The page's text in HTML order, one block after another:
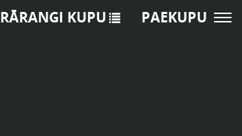
RĀRANGI KUPU PAEKUPU